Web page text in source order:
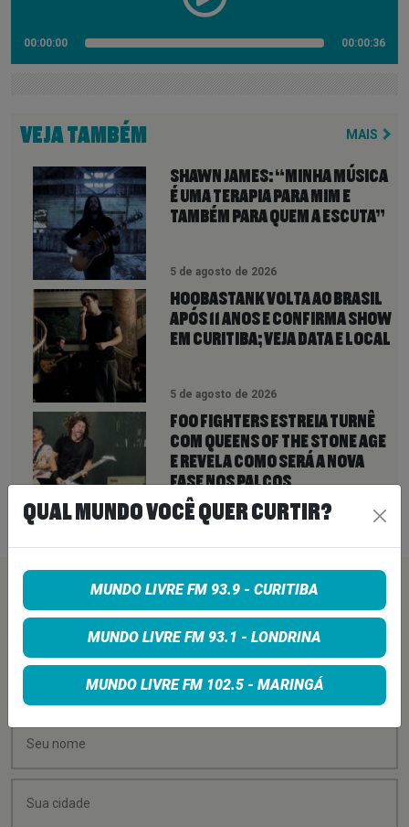
00:00:00 00:00:36
VEJA TAMBÉM MAIS
SHAWN JAMES: “MINHA MÚSICA
É UMA TERAPIA PARA MIM E
TAMBÉM PARA QUEM A ESCUTA”
5 de agosto de 2026
HOOBASTANK VOLTA AO BRASIL
APÓS 11 ANOS E CONFIRMA SHOW
EM CURITIBA; VEJA DATA E LOCAL
5 de agosto de 2026
FOO FIGHTERS ESTREIA TURNÊ
COM QUEENS OF THE STONE AGE
E REVELA COMO SERÁ A NOVA
FASE NOS PALCOS
5 de agosto de 2026
PEÇA SUA MÚSICA
Quer sugerir uma música para rolar na minha
programação? É só preencher os campos abaixo:
QUAL MUNDO VOCÊ QUER CURTIR?
MUNDO LIVRE FM 93.9 - CURITIBA
MUNDO LIVRE FM 93.1 - LONDRINA
MUNDO LIVRE FM 102.5 - MARINGÁ